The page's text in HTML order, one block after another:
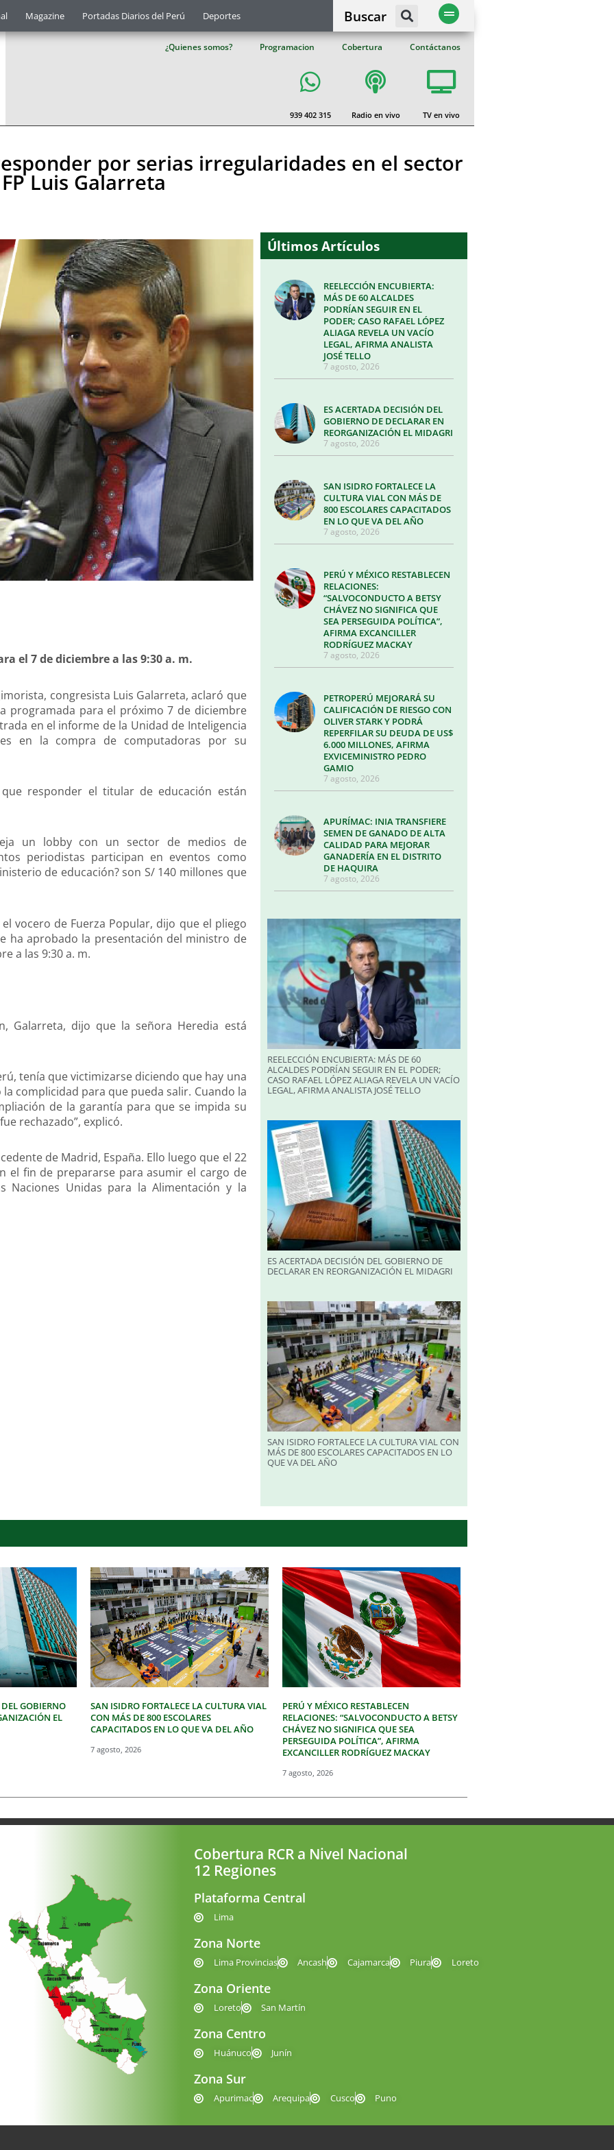
Magazine Portadas Diarios del Perú Deportes Buscar
¿Quienes somos? Programacion Cobertura Contáctanos
939 402 315 Radio en vivo TV en vivo
por serias irregularidades en el sector
Luis Galarreta
el 7 de diciembre a las 9:30 a. m.
congresista Luis Galarreta, aclaró que
programada para el próximo 7 de diciembre
en el informe de la Unidad de Inteligencia
en la compra de computadoras por su
responder el titular de educación están
un lobby con un sector de medios de
periodistas participan en eventos como
de educación? son S/ 140 millones que
el vocero de Fuerza Popular, dijo que el pliego
ha aprobado la presentación del ministro de
a las 9:30 a. m.
Galarreta, dijo que la señora Heredia está
tenía que victimizarse diciendo que hay una
complicidad para que pueda salir. Cuando la
de la garantía para que se impida su
rechazado”, explicó.
de Madrid, España. Ello luego que el 22
el fin de prepararse para asumir el cargo de
Naciones Unidas para la Alimentación y la
Últimos Artículos
REELECCIÓN ENCUBIERTA:
MÁS DE 60 ALCALDES
PODRÍAN SEGUIR EN EL
PODER; CASO RAFAEL LÓPEZ
ALIAGA REVELA UN VACÍO
LEGAL, AFIRMA ANALISTA
JOSÉ TELLO
7 agosto, 2026
ES ACERTADA DECISIÓN DEL
GOBIERNO DE DECLARAR EN
REORGANIZACIÓN EL MIDAGRI
7 agosto, 2026
SAN ISIDRO FORTALECE LA
CULTURA VIAL CON MÁS DE
800 ESCOLARES CAPACITADOS
EN LO QUE VA DEL AÑO
7 agosto, 2026
PERÚ Y MÉXICO RESTABLECEN
RELACIONES:
“SALVOCONDUCTO A BETSY
CHÁVEZ NO SIGNIFICA QUE
SEA PERSEGUIDA POLÍTICA”,
AFIRMA EXCANCILLER
RODRÍGUEZ MACKAY
7 agosto, 2026
PETROPERÚ MEJORARÁ SU
CALIFICACIÓN DE RIESGO CON
OLIVER STARK Y PODRÁ
REPERFILAR SU DEUDA DE US$
6.000 MILLONES, AFIRMA
EXVICEMINISTRO PEDRO
GAMIO
7 agosto, 2026
APURÍMAC: INIA TRANSFIERE
SEMEN DE GANADO DE ALTA
CALIDAD PARA MEJORAR
GANADERÍA EN EL DISTRITO
DE HAQUIRA
7 agosto, 2026
REELECCIÓN ENCUBIERTA: MÁS DE 60
ALCALDES PODRÍAN SEGUIR EN EL PODER;
CASO RAFAEL LÓPEZ ALIAGA REVELA UN VACÍO
LEGAL, AFIRMA ANALISTA JOSÉ TELLO
ES ACERTADA DECISIÓN DEL GOBIERNO DE
DECLARAR EN REORGANIZACIÓN EL MIDAGRI
SAN ISIDRO FORTALECE LA CULTURA VIAL CON
MÁS DE 800 ESCOLARES CAPACITADOS EN LO
QUE VA DEL AÑO
GOBIERNO
EL
SAN ISIDRO FORTALECE LA CULTURA VIAL
CON MÁS DE 800 ESCOLARES
CAPACITADOS EN LO QUE VA DEL AÑO
7 agosto, 2026
PERÚ Y MÉXICO RESTABLECEN
RELACIONES: “SALVOCONDUCTO A BETSY
CHÁVEZ NO SIGNIFICA QUE SEA
PERSEGUIDA POLÍTICA”, AFIRMA
EXCANCILLER RODRÍGUEZ MACKAY
7 agosto, 2026
Cobertura RCR a Nivel Nacional
12 Regiones
Plataforma Central
Lima
Zona Norte
Lima Provincias Ancash Cajamarca Piura Loreto
Zona Oriente
Loreto San Martín
Zona Centro
Huánuco Junín
Zona Sur
Apurimac Arequipa Cusco Puno